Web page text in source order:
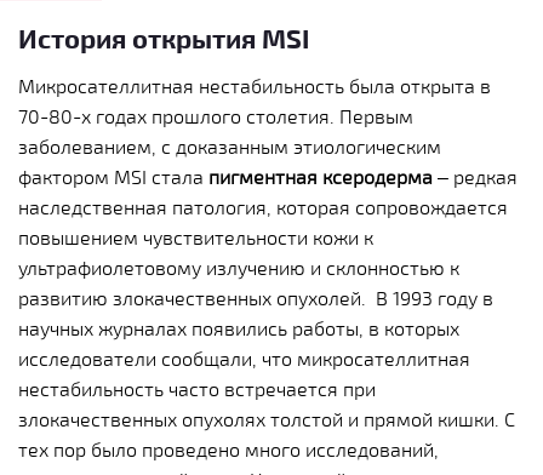
История открытия MSI
Микросателлитная нестабильность была открыта в
70-80-х годах прошлого столетия. Первым
заболеванием, с доказанным этиологическим
фактором MSI стала пигментная ксеродерма – редкая
наследственная патология, которая сопровождается
повышением чувствительности кожи к
ультрафиолетовому излучению и склонностью к
развитию злокачественных опухолей.
В 1993 году в
научных журналах появились работы, в которых
исследователи сообщали, что микросателлитная
нестабильность часто встречается при
злокачественных опухолях толстой и прямой кишки. С
тех пор было проведено много исследований,